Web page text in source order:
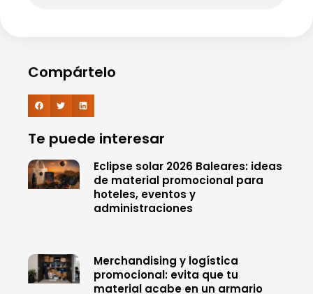
Compártelo
Te puede interesar
Eclipse solar 2026 Baleares: ideas
de material promocional para
hoteles, eventos y
administraciones
Merchandising y logística
promocional: evita que tu
material acabe en un armario